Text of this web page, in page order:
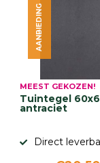
bestrating
Muurelementen
Straatklinkers
Opsluitbanden
Palissades
Stapelblokken
zand
MEEST GEKOZEN!
Tuintegel
antraciet
Direct
AANBIEDING